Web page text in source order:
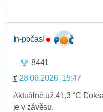
In-počasí
8441
# 28.06.2026, 15:47
Aktuálně už 41,3 °C
je v závěsu.